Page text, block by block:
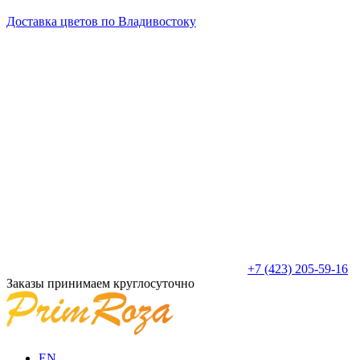
Доставка цветов по Владивостоку
+7 (423) 205-59-16
Заказы принимаем круглосуточно